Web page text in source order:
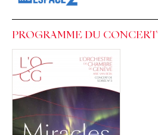
PROGRAMME DU CONCERT